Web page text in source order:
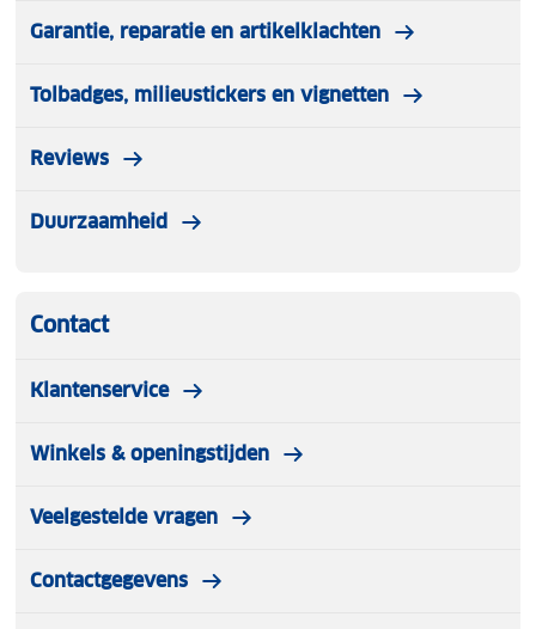
Verstelbare capuchonmet draadversterkte piek
gemakkelijk transport.
Garantie, reparatie en artikelklachten
Tolbadges, milieustickers en vignetten
Reviews
Duurzaamheid
Contact
Klantenservice
Winkels & openingstijden
Veelgestelde vragen
Contactgegevens